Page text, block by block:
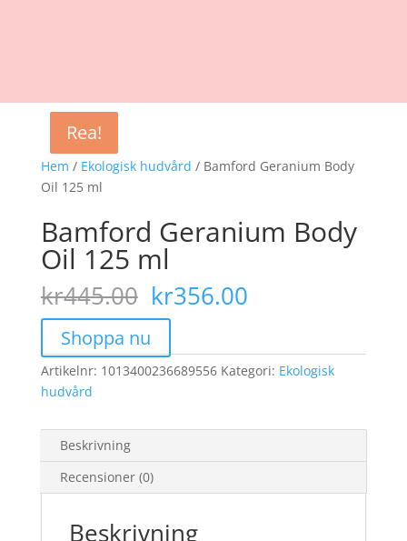
Hem / Ekologisk hudvård / Bamford Geranium Body
Oil 125 ml
Rea!
Bamford Geranium Body
Oil 125 ml
kr445.00 Det
ursprungliga
priset
var:
kr445.00.
kr356.00Det
är:
kr356.00.
Shoppa nu
Artikelnr: 1013400236689556 Kategori: Ekologisk
hudvård
Beskrivning
Recensioner (0)
Beskrivning
Rea!
Rea!